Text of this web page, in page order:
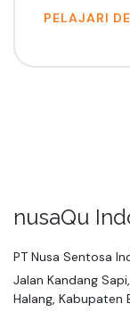
PELAJARI
nusaQu
PT Nusa Sentosa
Jalan Kandang
Halang, Kabupaten